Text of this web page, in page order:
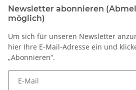
Newsletter abonnieren
möglich)
Um sich für unseren Newsletter
hier Ihre E-Mail-Adresse ein und
„Abonnieren“.
E-Mail